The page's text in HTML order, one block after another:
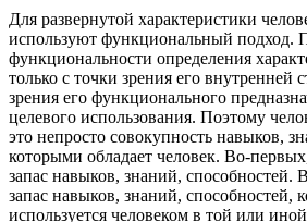
Для развернутой характеристики
используют функциональный подход.
функциональности определения
только с точки зрения его внутренней
зрения его функционального
целевого использования. Поэтому
это непросто совокупность навыков,
которыми обладает человек. Во-
запас навыков, знаний, способностей.
запас навыков, знаний, способностей,
используется человеком в той или